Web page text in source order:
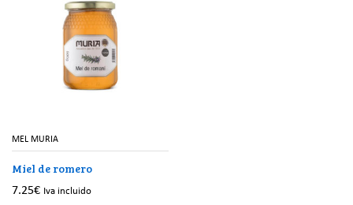
MEL MURIA
Miel de romero
7.25€ Iva incluido